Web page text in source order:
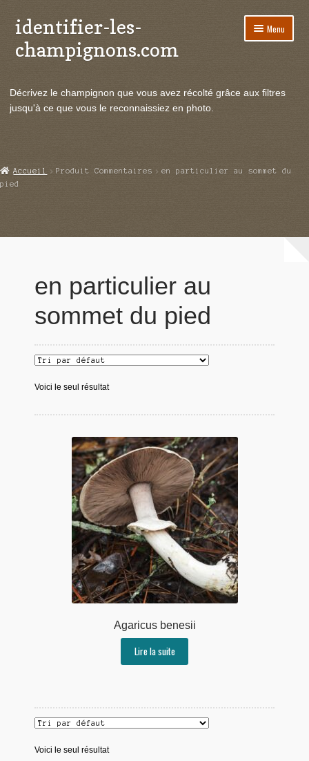
Aller
à
la
Aller
au
contenu
identifier-les-
champignons.com
Menu
le
Actualités
menu
Echanges et contacts
Ouvrir
Décrivez le champignon que vous avez récolté grâce aux filtres
jusqu'à ce que vous le reconnaissiez en photo.
Accueil Produit Commentaires
en particulier au sommet du
pied
en particulier au
sommet du pied
Voici le seul résultat
Agaricus benesii
Lire la suite
Voici le seul résultat